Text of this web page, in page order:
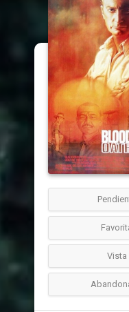
Vista